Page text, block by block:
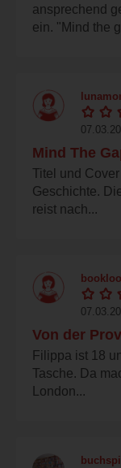
ansprechend
ein. "Mind the
Mind The
Titel und
Geschichte.
reist nach...
Von der
Filippa ist 18
Tasche. Da
London...